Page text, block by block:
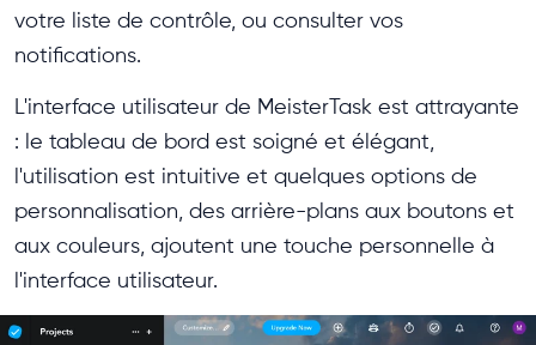
votre liste de contrôle, ou consulter vos
notifications.
L'interface utilisateur de MeisterTask est attrayante
: le tableau de bord est soigné et élégant,
l'utilisation est intuitive et quelques options de
personnalisation, des arrière-plans aux boutons et
aux couleurs, ajoutent une touche personnelle à
l'interface utilisateur.